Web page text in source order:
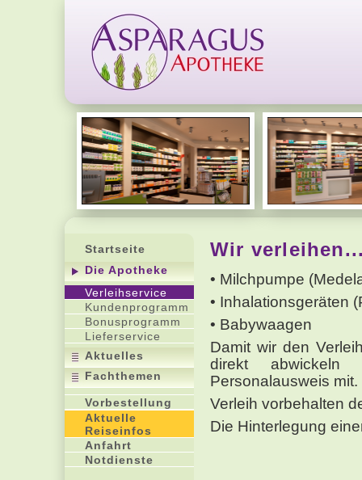
Startseite
Die Apotheke
Verleihservice
Kundenprogramm
Bonusprogramm
Lieferservice
Aktuelles
Fachthemen
Vorbestellung
Aktuelle
Reiseinfos
Anfahrt
Notdienste
Wir
• Milchpumpe
• Inhalationsgeräten
• Babywaagen
Damit wir den
direkt
Personalausweis mit.
Verleih vorbehalten
Die Hinterlegung